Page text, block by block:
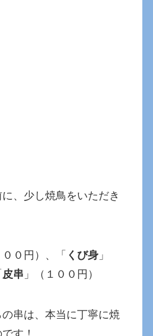
、少し焼鳥をいただき
００円）、「 くび身 」
皮串 」（１００円）
串は、本当に丁寧に焼
す！